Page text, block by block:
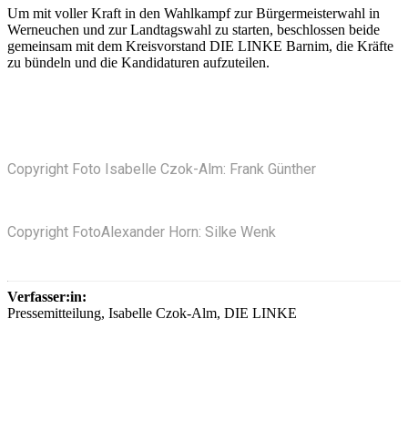
Um mit voller Kraft in den Wahlkampf zur Bürgermeisterwahl in
Werneuchen und zur Landtagswahl zu starten, beschlossen beide
gemeinsam mit dem Kreisvorstand DIE LINKE Barnim, die Kräfte
zu bündeln und die Kandidaturen aufzuteilen.
Copyright Foto Isabelle Czok-Alm: Frank Günther
Copyright FotoAlexander Horn: Silke Wenk
Verfasser:in:
Pressemitteilung, Isabelle Czok-Alm, DIE LINKE